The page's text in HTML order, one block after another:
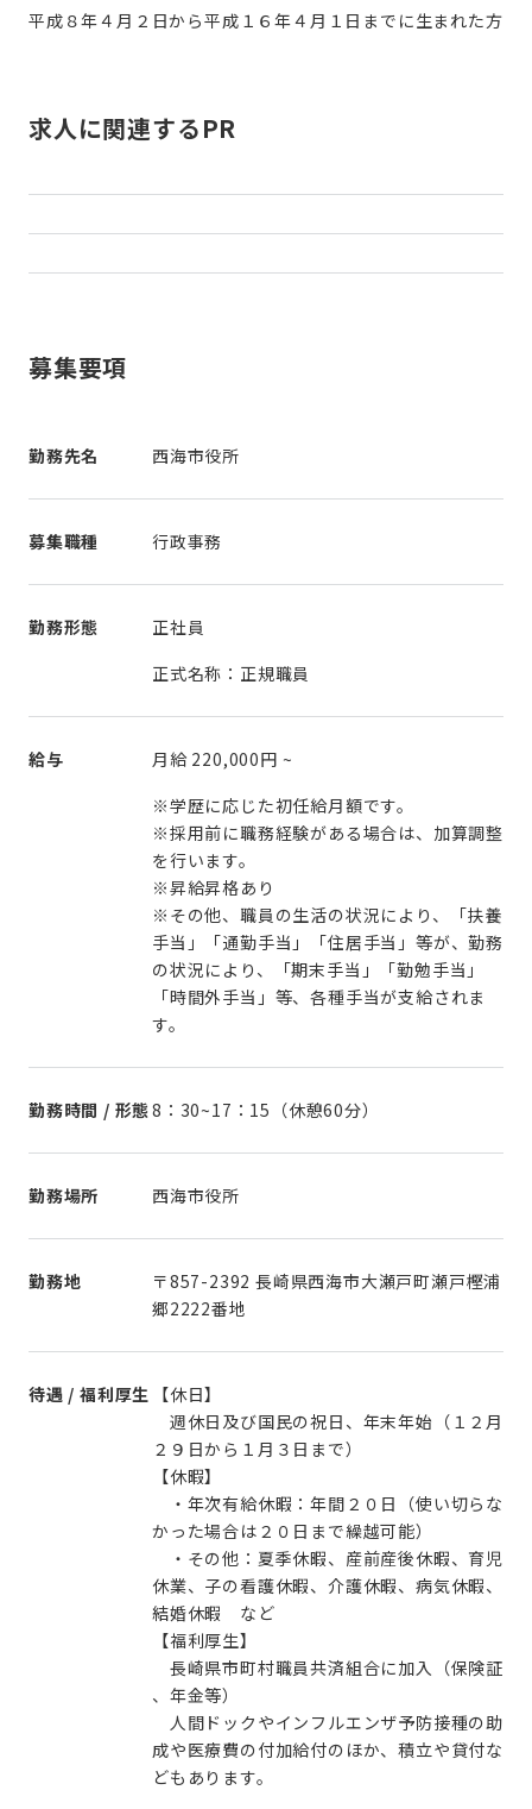
平成８年４月２日から平成１６年４月１日までに生まれた方
求人に関連するPR
募集要項
勤務先名 西海市役所
募集職種 行政事務
勤務形態
正社員
正式名称：正規職員
給与 月給 220,000円 ~
※学歴に応じた初任給月額です。
※採用前に職務経験がある場合は、加算調整
を行います。
※昇給昇格あり
※その他、職員の生活の状況により、「扶養
手当」「通勤手当」「住居手当」等が、勤務
の状況により、「期末手当」「勤勉手当」
「時間外手当」等、各種手当が支給されま
す。
勤務時間 / 形態8：30~17：15（休憩60分）
勤務場所 西海市役所
勤務地
〒857-2392 長崎県西海市大瀬戸町瀬戸樫浦
郷2222番地
待遇 / 福利厚生 【休日】
週休日及び国民の祝日、年末年始（１２月
２９日から１月３日まで）
【休暇】
・年次有給休暇：年間２０日（使い切らな
かった場合は２０日まで繰越可能）
・その他：夏季休暇、産前産後休暇、育児
休業、子の看護休暇、介護休暇、病気休暇、
結婚休暇 など
【福利厚生】
長崎県市町村職員共済組合に加入（保険証
、年金等）
人間ドックやインフルエンザ予防接種の助
成や医療費の付加給付のほか、積立や貸付な
どもあります。